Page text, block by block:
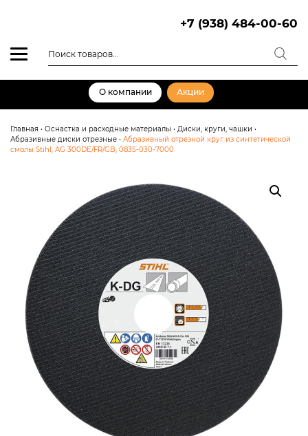
+7 (938) 484-00-60
товаров
О компании Акции
Главная • Оснастка и расходные материалы • Диски, круги, чашки •
Абразивные диски отрезные • Абразивный отрезной круг из синтетической
смолы Stihl, AG 300DE/FR/GB, 0835-030-7000